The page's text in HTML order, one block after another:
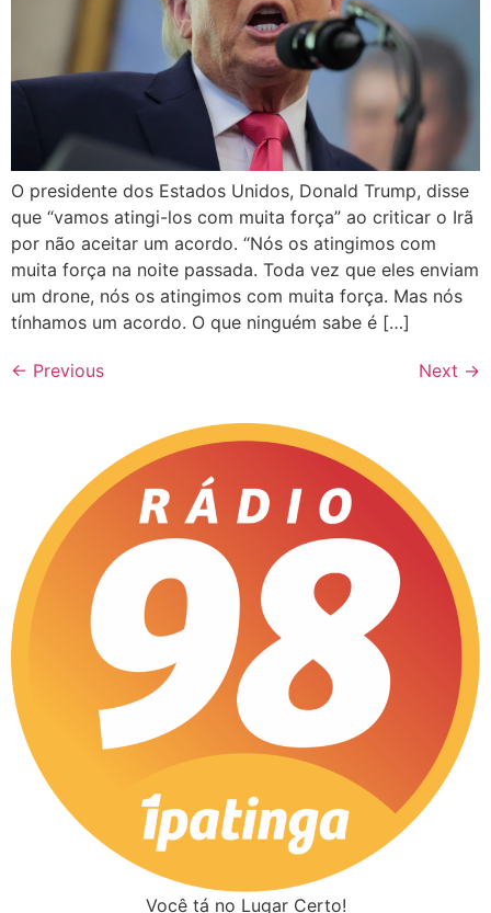
O presidente dos Estados Unidos, Donald Trump, disse
que “vamos atingi-los com muita força” ao criticar o Irã
por não aceitar um acordo. “Nós os atingimos com
muita força na noite passada. Toda vez que eles enviam
um drone, nós os atingimos com muita força. Mas nós
tínhamos um acordo. O que ninguém sabe é […]
← Previous Next →
Você tá no Lugar Certo!